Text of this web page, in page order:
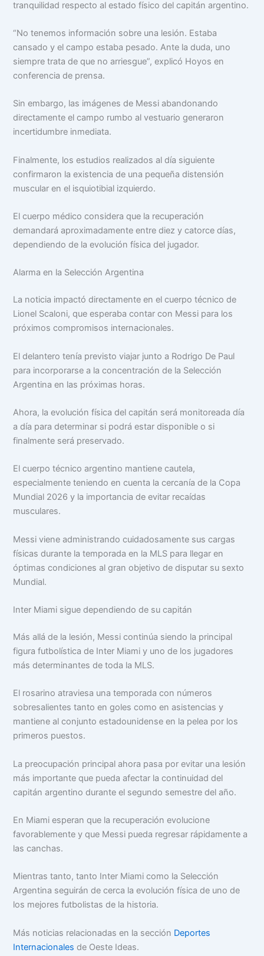
tranquilidad respecto al estado físico del capitán argentino.
“No tenemos información sobre una lesión. Estaba
cansado y el campo estaba pesado. Ante la duda, uno
siempre trata de que no arriesgue”, explicó Hoyos en
conferencia de prensa.
Sin embargo, las imágenes de Messi abandonando
directamente el campo rumbo al vestuario generaron
incertidumbre inmediata.
Finalmente, los estudios realizados al día siguiente
confirmaron la existencia de una pequeña distensión
muscular en el isquiotibial izquierdo.
El cuerpo médico considera que la recuperación
demandará aproximadamente entre diez y catorce días,
dependiendo de la evolución física del jugador.
Alarma en la Selección Argentina
La noticia impactó directamente en el cuerpo técnico de
Lionel Scaloni, que esperaba contar con Messi para los
próximos compromisos internacionales.
El delantero tenía previsto viajar junto a Rodrigo De Paul
para incorporarse a la concentración de la Selección
Argentina en las próximas horas.
Ahora, la evolución física del capitán será monitoreada día
a día para determinar si podrá estar disponible o si
finalmente será preservado.
El cuerpo técnico argentino mantiene cautela,
especialmente teniendo en cuenta la cercanía de la Copa
Mundial 2026 y la importancia de evitar recaídas
musculares.
Messi viene administrando cuidadosamente sus cargas
físicas durante la temporada en la MLS para llegar en
óptimas condiciones al gran objetivo de disputar su sexto
Mundial.
Inter Miami sigue dependiendo de su capitán
Más allá de la lesión, Messi continúa siendo la principal
figura futbolística de Inter Miami y uno de los jugadores
más determinantes de toda la MLS.
El rosarino atraviesa una temporada con números
sobresalientes tanto en goles como en asistencias y
mantiene al conjunto estadounidense en la pelea por los
primeros puestos.
La preocupación principal ahora pasa por evitar una lesión
más importante que pueda afectar la continuidad del
capitán argentino durante el segundo semestre del año.
En Miami esperan que la recuperación evolucione
favorablemente y que Messi pueda regresar rápidamente a
las canchas.
Mientras tanto, tanto Inter Miami como la Selección
Argentina seguirán de cerca la evolución física de uno de
los mejores futbolistas de la historia.
Más noticias relacionadas en la sección Deportes
Internacionales de Oeste Ideas.